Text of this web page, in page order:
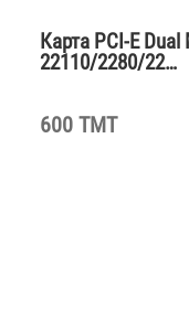
Карта PCI-E
22110/2280/22…
600 TMT